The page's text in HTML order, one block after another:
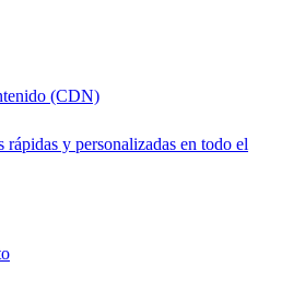
(CDN)
rápidas y personalizadas en todo el